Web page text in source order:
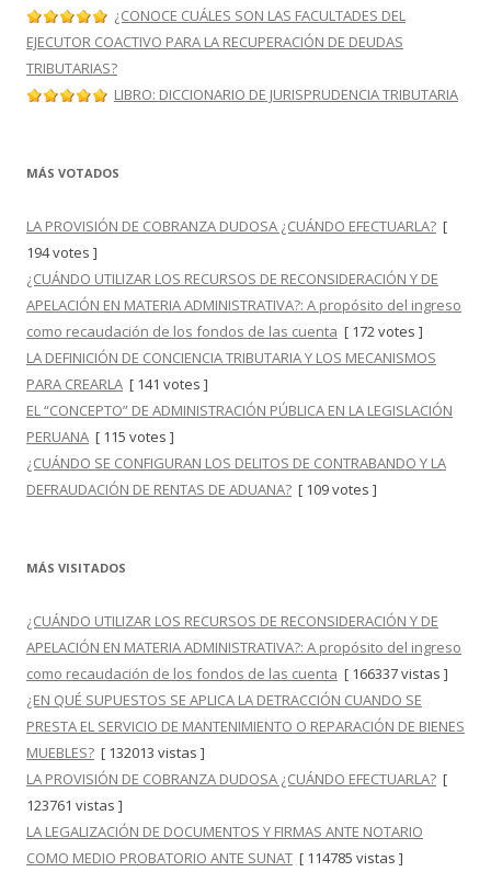
¿CONOCE CUÁLES SON LAS FACULTADES DEL
EJECUTOR COACTIVO PARA LA RECUPERACIÓN DE DEUDAS
TRIBUTARIAS?
LIBRO: DICCIONARIO DE JURISPRUDENCIA TRIBUTARIA
MÁS VOTADOS
LA PROVISIÓN DE COBRANZA DUDOSA ¿CUÁNDO EFECTUARLA? [
194 votes ]
¿CUÁNDO UTILIZAR LOS RECURSOS DE RECONSIDERACIÓN Y DE
APELACIÓN EN MATERIA ADMINISTRATIVA?: A propósito del ingreso
como recaudación de los fondos de las cuenta [ 172 votes ]
LA DEFINICIÓN DE CONCIENCIA TRIBUTARIA Y LOS MECANISMOS
PARA CREARLA [ 141 votes ]
EL “CONCEPTO” DE ADMINISTRACIÓN PÚBLICA EN LA LEGISLACIÓN
PERUANA [ 115 votes ]
¿CUÁNDO SE CONFIGURAN LOS DELITOS DE CONTRABANDO Y LA
DEFRAUDACIÓN DE RENTAS DE ADUANA? [ 109 votes ]
MÁS VISITADOS
¿CUÁNDO UTILIZAR LOS RECURSOS DE RECONSIDERACIÓN Y DE
APELACIÓN EN MATERIA ADMINISTRATIVA?: A propósito del ingreso
como recaudación de los fondos de las cuenta [ 166337 vistas ]
¿EN QUÉ SUPUESTOS SE APLICA LA DETRACCIÓN CUANDO SE
PRESTA EL SERVICIO DE MANTENIMIENTO O REPARACIÓN DE BIENES
MUEBLES? [ 132013 vistas ]
LA PROVISIÓN DE COBRANZA DUDOSA ¿CUÁNDO EFECTUARLA? [
123761 vistas ]
LA LEGALIZACIÓN DE DOCUMENTOS Y FIRMAS ANTE NOTARIO
COMO MEDIO PROBATORIO ANTE SUNAT [ 114785 vistas ]